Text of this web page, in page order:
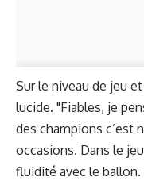
Sur le niveau de jeu
lucide. "Fiables, je
des champions c’est
occasions. Dans le
fluidité avec le